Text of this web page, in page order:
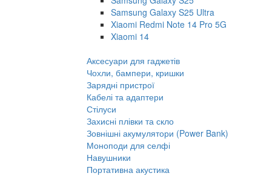
Samsung Galaxy S25 Ultra
Xiaomi Redmi Note 14 Pro 5G
Xiaomi 14
Аксесуари для гаджетів
Чохли, бампери, кришки
Зарядні пристрої
Кабелі та адаптери
Стілуси
Захисні плівки та скло
Зовнішні акумулятори (Power Bank)
Моноподи для селфі
Навушники
Портативна акустика